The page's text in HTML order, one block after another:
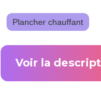
Plancher chauffant
Voir la